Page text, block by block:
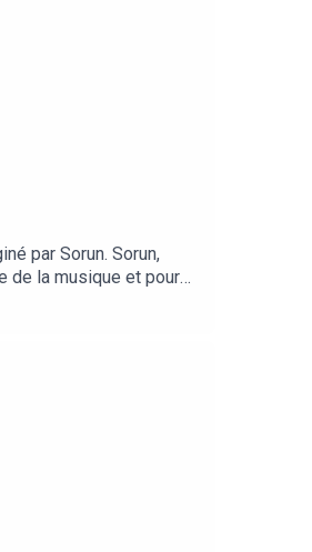
par Sorun. Sorun,
de la musique et pour